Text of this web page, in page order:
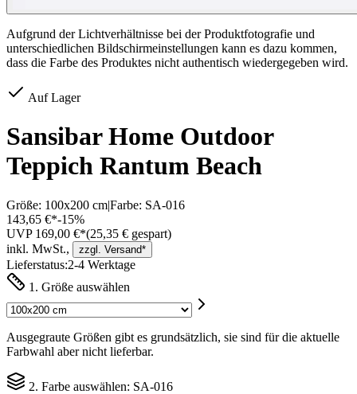
Aufgrund der Lichtverhältnisse bei der Produktfotografie und
unterschiedlichen Bildschirmeinstellungen kann es dazu kommen,
dass die Farbe des Produktes nicht authentisch wiedergegeben wird.
Auf Lager
Sansibar Home Outdoor
Teppich Rantum Beach
Größe: 100x200 cm|Farbe: SA-016
143,65 €*-15%
UVP 169,00 €*(25,35 € gespart)
inkl. MwSt.,
zzgl. Versand*
Lieferstatus:2-4 Werktage
1. Größe auswählen
Ausgegraute Größen gibt es grundsätzlich, sie sind für die aktuelle
Farbwahl aber nicht lieferbar.
2. Farbe auswählen: SA-016